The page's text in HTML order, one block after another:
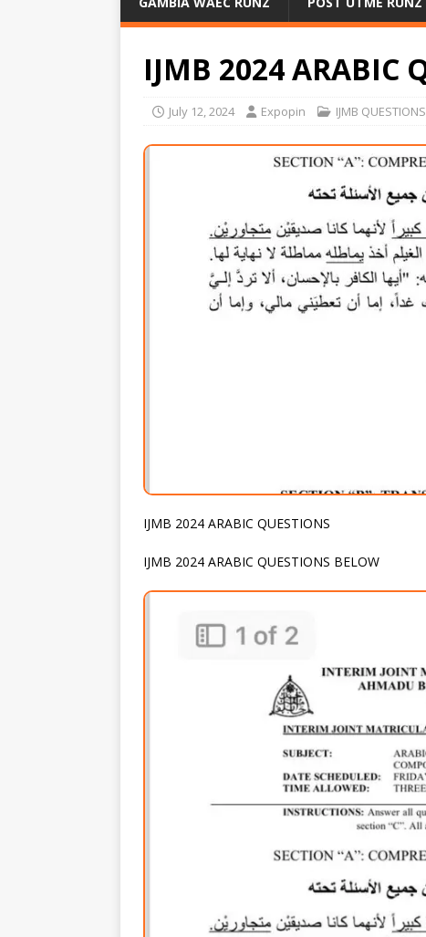
IJMB 2024 ARABIC
July 12, 2024 Expopin IJMB QUESTIONS
IJMB 2024 ARABIC QUESTIONS
IJMB 2024 ARABIC QUESTIONS BELOW